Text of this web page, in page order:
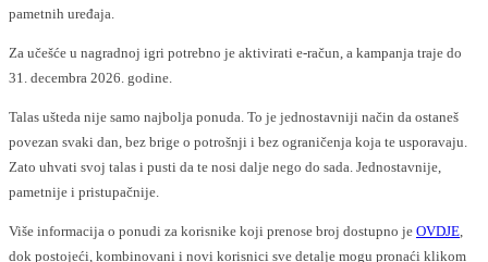
pametnih uređaja.
Za učešće u nagradnoj igri potrebno je aktivirati e-račun, a kampanja traje do
31. decembra 2026. godine.
Talas ušteda nije samo najbolja ponuda. To je jednostavniji način da ostaneš
povezan svaki dan, bez brige o potrošnji i bez ograničenja koja te usporavaju.
Zato uhvati svoj talas i pusti da te nosi dalje nego do sada. Jednostavnije,
pametnije i pristupačnije.
Više informacija o ponudi za korisnike koji prenose broj dostupno je OVDJE,
dok postojeći, kombinovani i novi korisnici sve detalje mogu pronaći klikom